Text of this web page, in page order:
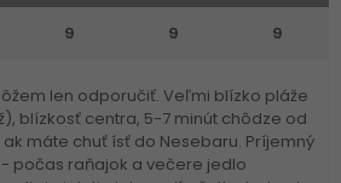
9 9 9
len odporučiť. Veľmi blízko pláže
blízkosť centra, 5-7 minút chôdze od
máte chuť ísť do Nesebaru. Príjemný
počas raňajok a večere jedlo